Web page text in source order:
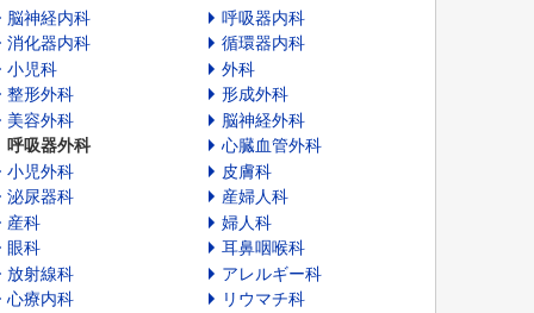
脳神経内科
呼吸器内科
消化器内科
循環器内科
小児科
外科
整形外科
形成外科
美容外科
脳神経外科
呼吸器外科
心臓血管外科
小児外科
皮膚科
泌尿器科
産婦人科
産科
婦人科
眼科
耳鼻咽喉科
放射線科
アレルギー科
心療内科
リウマチ科